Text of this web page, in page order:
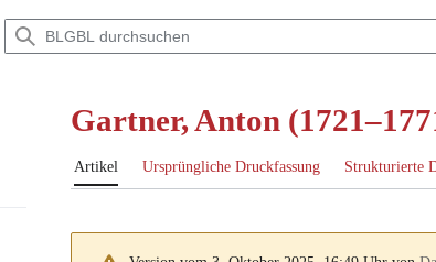
Gartner, Anton
Artikel Ursprüngliche Druckfassung Strukturierte